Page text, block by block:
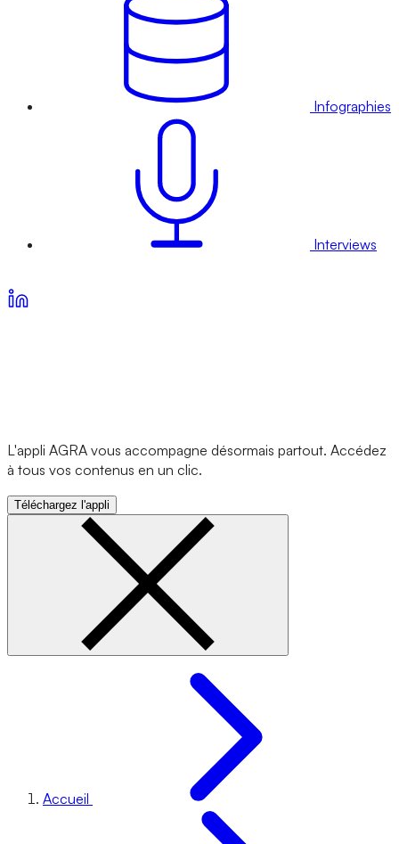
Infographies
Interviews
L'appli AGRA vous accompagne désormais partout. Accédez
à tous vos contenus en un clic.
Téléchargez l'appli
Accueil